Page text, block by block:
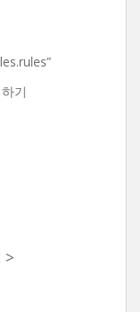
기
>